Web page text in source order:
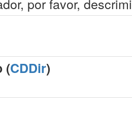
(CDDir)